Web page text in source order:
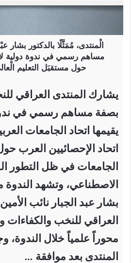
الْمنتدى، مُمَثَّلًا بالدكتور بشار
مساهم رسمي في ندوة دولية
حول مستقبَل التعليم
يشارك المنتدى العراقي
بصفة مساهم رسمي في
يقيمها اتحاد الجامعات
اتحاد الإحصائيين العرب
الجامعات في ظل التطور
الاصطناعي، وتشهد الندوة
بشار عبد الجبار نائب
العراقي للنخب والكفاءات
محوراً علمياً خلال
المنتدى بعد موافقة …